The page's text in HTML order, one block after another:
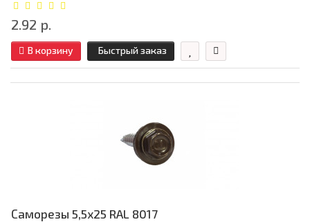
2.92 р.
В корзину Быстрый заказ
Саморезы 5,5х25 RAL 8017